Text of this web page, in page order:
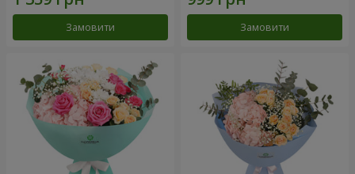
Замовити Замовити